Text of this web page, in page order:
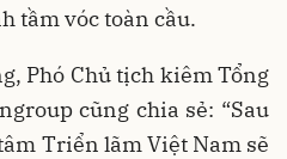
tầm vóc toàn cầu.
Phó Chủ tịch kiêm Tổng
cũng chia sẻ: “Sau
Triển lãm Việt Nam sẽ